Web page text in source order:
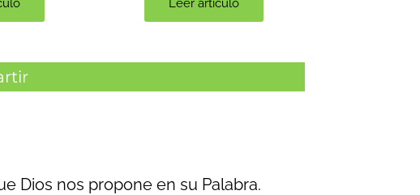
Leer artículo
Dios nos propone en su Palabra.